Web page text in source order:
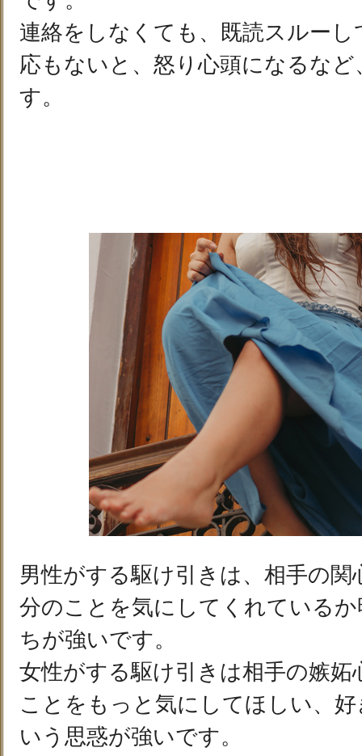
連絡をしなくても、既読スルー
応もないと、怒り心頭になるな
す。
男性がする駆け引きは、相手の関
分のことを気にしてくれている
ちが強いです。
女性がする駆け引きは相手の嫉妬
ことをもっと気にしてほしい、
いう思惑が強いです。